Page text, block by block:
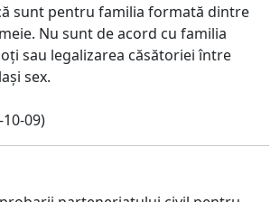
sunt pentru familia formată dintre
Nu sunt de acord cu familia
sau legalizarea căsătoriei între
sex.
09)